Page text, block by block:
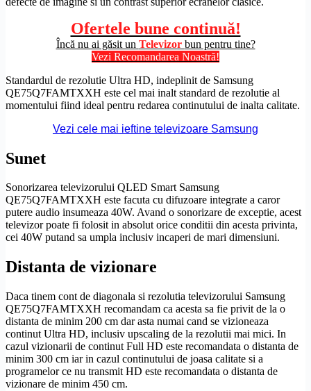
Ofertele bune continuă!
Încă nu ai găsit un Televizor bun pentru tine?
Vezi Recomandarea Noastră!
Standardul de rezolutie Ultra HD, indeplinit de Samsung
QE75Q7FAMTXXH este cel mai inalt standard de rezolutie al
momentului fiind ideal pentru redarea continutului de inalta calitate.
Vezi cele mai ieftine televizoare Samsung
Sunet
Sonorizarea televizorului QLED Smart Samsung
QE75Q7FAMTXXH este facuta cu difuzoare integrate a caror
putere audio insumeaza 40W. Avand o sonorizare de exceptie, acest
televizor poate fi folosit in absolut orice conditii din acesta privinta,
cei 40W putand sa umpla inclusiv incaperi de mari dimensiuni.
Distanta de vizionare
Daca tinem cont de diagonala si rezolutia televizorului Samsung
QE75Q7FAMTXXH recomandam ca acesta sa fie privit de la o
distanta de minim 200 cm dar asta numai cand se vizioneaza
continut Ultra HD, inclusiv upscaling de la rezolutii mai mici. In
cazul vizionarii de continut Full HD este recomandata o distanta de
minim 300 cm iar in cazul continutului de joasa calitate si a
programelor ce nu transmit HD este recomandata o distanta de
vizionare de minim 450 cm.